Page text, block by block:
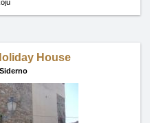
House
Siderno